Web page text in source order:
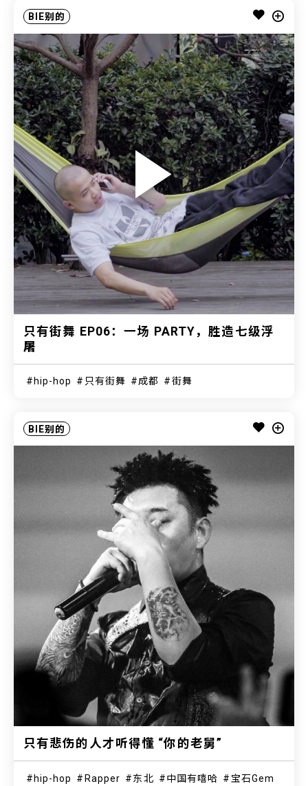
BIE别的
只有街舞 EP06：一场 PARTY，胜造七级浮
屠
hip-hop 只有街舞 成都 街舞
BIE别的
只有悲伤的人才听得懂 “你的老舅”
hip-hop Rapper 东北 中国有嘻哈
宝石Gem